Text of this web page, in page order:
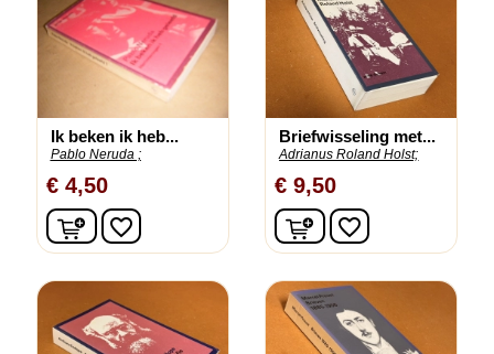
Ik beken ik heb...
Pablo Neruda ;
€ 4,50
In winkelwagen
favorite_border
Briefwisseling met...
Adrianus Roland Holst;
€ 9,50
In winkelwagen
favorite_border